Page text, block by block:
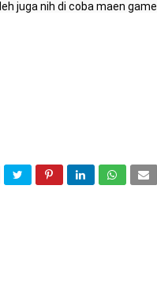
juga nih di coba maen game